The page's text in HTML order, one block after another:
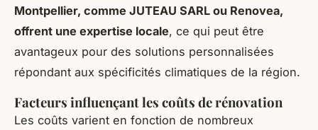
Montpellier, comme JUTEAU SARL ou Renovea,
offrent une expertise locale, ce qui peut être
avantageux pour des solutions personnalisées
répondant aux spécificités climatiques de la région.
Facteurs influençant les coûts de rénovation
Les coûts varient en fonction de nombreux